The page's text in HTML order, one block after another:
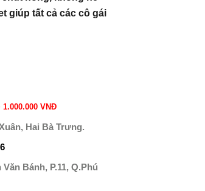
giúp tất cả các cô gái
1.000.000 VNĐ
Hai Bà Trưng.
Văn Bánh, P.11, Q.Phú